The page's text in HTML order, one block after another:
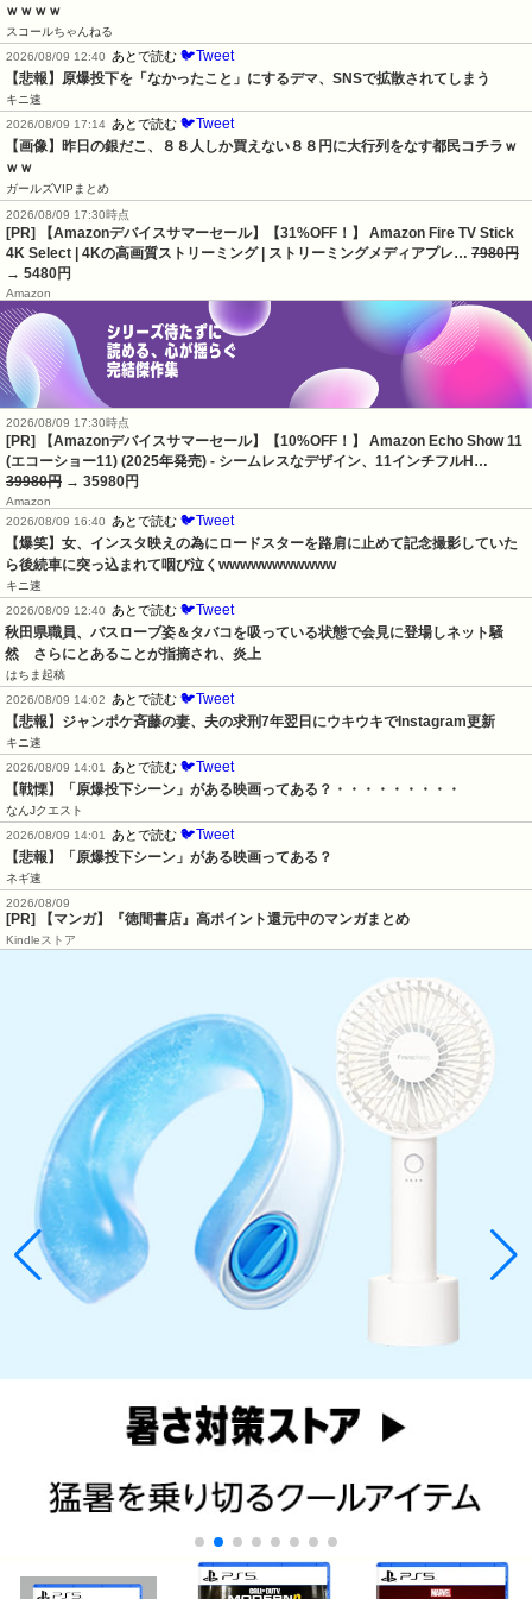
ｗｗｗｗ
スコールちゃんねる
2026/08/09 12:40
あとで読む 🐦Tweet
【悲報】原爆投下を「なかったこと」にするデマ、SNSで拡散されてしまう
キニ速
2026/08/09 17:14 あとで読む 🐦Tweet
【画像】昨日の銀だこ、８８人しか買えない８８円に大行列をなす都民コチラｗ
ｗｗ
ガールズVIPまとめ
2026/08/09 17:30時点
[PR] 【Amazonデバイスサマーセール】【31%OFF！】 Amazon Fire TV Stick
4K Select | 4Kの高画質ストリーミング | ストリーミングメディアプレ… 7980円
→ 5480円
Amazon
2026/08/09 17:30時点
[PR] 【Amazonデバイスサマーセール】【10%OFF！】 Amazon Echo Show 11
(エコーショー11) (2025年発売) - シームレスなデザイン、11インチフルH…
39980円 → 35980円
Amazon
2026/08/09 16:40
あとで読む 🐦Tweet
【爆笑】女、インスタ映えの為にロードスターを路肩に止めて記念撮影していた
ら後続車に突っ込まれて咽び泣くwwwwwwwwwww
キニ速
2026/08/09 12:40
あとで読む 🐦Tweet
秋田県職員、バスローブ姿＆タバコを吸っている状態で会見に登場しネット騒
然　さらにとあることが指摘され、炎上
はちま起稿
2026/08/09 14:02
あとで読む 🐦Tweet
【悲報】ジャンポケ斉藤の妻、夫の求刑7年翌日にウキウキでInstagram更新
キニ速
2026/08/09 14:01
あとで読む 🐦Tweet
【戦慄】「原爆投下シーン」がある映画ってある？・・・・・・・・・
なんJクエスト
2026/08/09 14:01
あとで読む 🐦Tweet
【悲報】「原爆投下シーン」がある映画ってある？
ネギ速
2026/08/09
[PR] 【マンガ】『徳間書店』高ポイント還元中のマンガまとめ
Kindleストア